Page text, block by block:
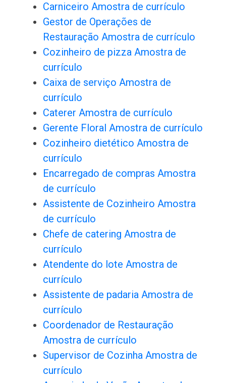
Carniceiro Amostra de currículo
Gestor de Operações de
Restauração Amostra de currículo
Cozinheiro de pizza Amostra de
currículo
Caixa de serviço Amostra de
currículo
Caterer Amostra de currículo
Gerente Floral Amostra de currículo
Cozinheiro dietético Amostra de
currículo
Encarregado de compras Amostra
de currículo
Assistente de Cozinheiro Amostra
de currículo
Chefe de catering Amostra de
currículo
Atendente do lote Amostra de
currículo
Assistente de padaria Amostra de
currículo
Coordenador de Restauração
Amostra de currículo
Supervisor de Cozinha Amostra de
currículo